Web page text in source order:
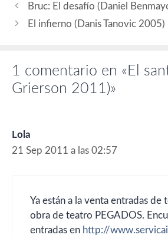
Antonio), Pilar López de
(Mia Farrow), Izán Corchero
Bruc: El desafío (Daniel
El infierno (Danis Tanovic 2005)
1 comentario en «El
Grierson 2011)»
Lola
21 Sep 2011 a las 02:57
Ya están a la venta entradas de
obra de teatro PEGADOS.
entradas en http://